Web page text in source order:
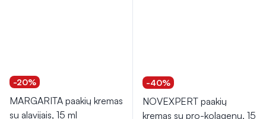
-20%
MARGARITA paakių kremas
su alavijais, 15 ml
-40%
NOVEXPERT paakių
kremas su pro-kolagenu, 15